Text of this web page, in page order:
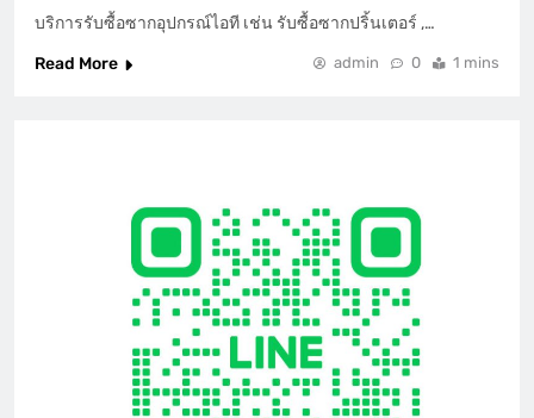
บริการรับซื้อซากอุปกรณ์ไอที เช่น รับซื้อซากปริ้นเตอร์ ,…
Read More
admin 0 1 mins